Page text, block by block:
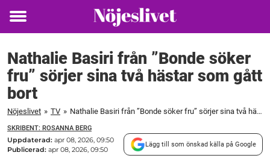
Toggle
Nathalie Basiri från ”Bonde söker
fru” sörjer sina två hästar som gått
bort
Nöjeslivet » TV » Nathalie Basiri från ”Bonde söker fru” sörjer sina två hästar som gått bort
SKRIBENT: ROSANNA BERG
Uppdaterad: apr 08, 2026, 09:50
Publicerad: apr 08, 2026, 09:50
Lägg till som önskad källa på Google